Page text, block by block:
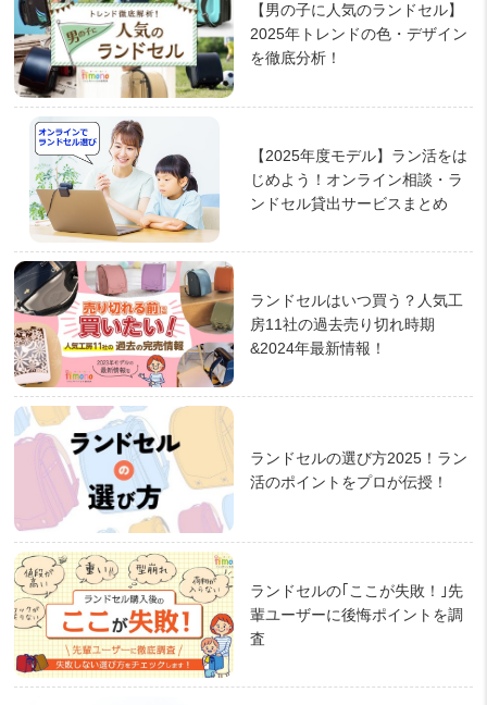
【男の子に人気のランドセル】
2025年トレンドの色・デザイン
を徹底分析！
【2025年度モデル】ラン活をは
じめよう！オンライン相談・ラ
ンドセル貸出サービスまとめ
ランドセルはいつ買う？人気工
房11社の過去売り切れ時期
&2024年最新情報！
ランドセルの選び方2025！ラン
活のポイントをプロが伝授！
ランドセルの｢ここが失敗！｣先
輩ユーザーに後悔ポイントを調
査